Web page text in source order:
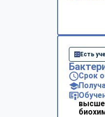
Есть
Срок